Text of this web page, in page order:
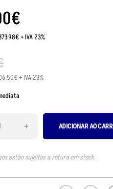
€
+ IVA 23%
+ IVA 23%
+ ADICIONAR AO
estão sujeitos a rotura em stock.